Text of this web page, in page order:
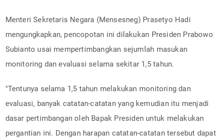
Menteri Sekretaris Negara (Mensesneg) Prasetyo Hadi
mengungkapkan, pencopotan ini dilakukan Presiden Prabowo
Subianto usai mempertimbangkan sejumlah masukan
monitoring dan evaluasi selama sekitar 1,5 tahun.
"Tentunya selama 1,5 tahun melakukan monitoring dan
evaluasi, banyak catatan-catatan yang kemudian itu menjadi
dasar pertimbangan oleh Bapak Presiden untuk melakukan
pergantian ini. Dengan harapan catatan-catatan tersebut dapat